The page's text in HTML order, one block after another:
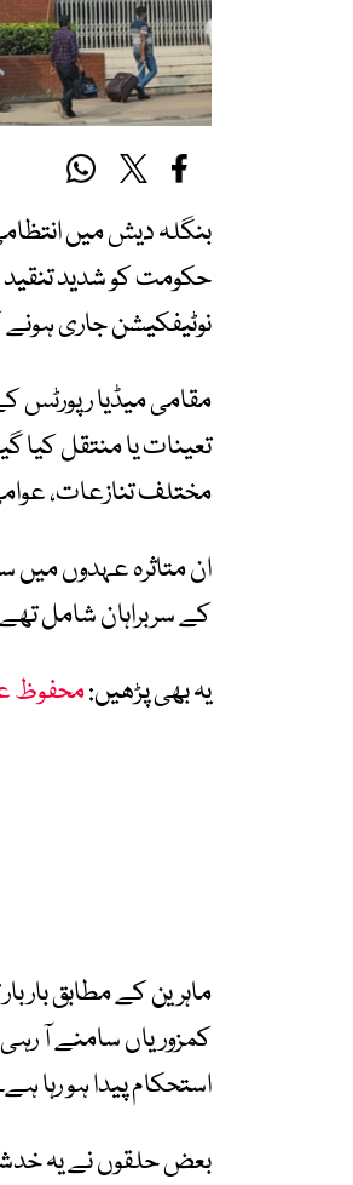
بنگلہ دیش میں
حکومت کو شدید
نوٹیفکیشن جاری
تعینات یا منتقل کیا
مختلف تنازعات،
ان متاثرہ عہدوں میں
کے سربراہان شامل
یہ بھی پڑھیں:محفوظ
ماہرین کے مطابق
کمزوریاں سامنے آ
استحکام پیدا ہو رہا
بعض حلقوں نے یہ